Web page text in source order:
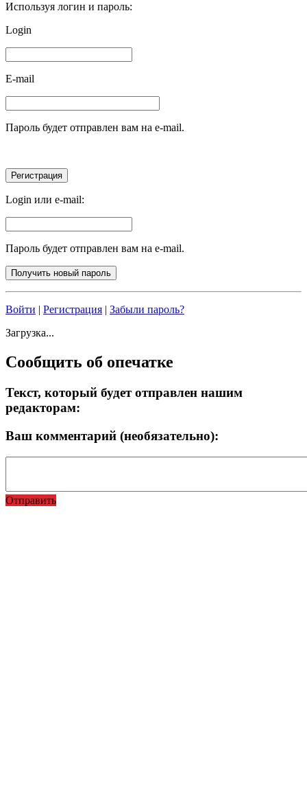
Используя логин и пароль:
Login
E-mail
Пароль будет отправлен вам на e-mail.
Login или e-mail:
Пароль будет отправлен вам на e-mail.
Войти Регистрация
Забыли пароль?
Загрузка...
Сообщить об опечатке
Текст, который будет отправлен нашим
редакторам:
Ваш комментарий (необязательно):
Отправить